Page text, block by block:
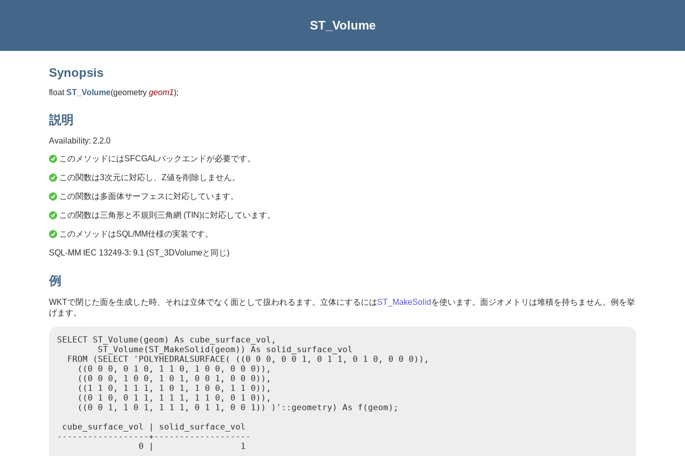
ST_Volume
Synopsis
floatST_Volume(geometry geom1);
説明
Availability: 2.2.0
このメソッドにはSFCGALバックエンドが必要です。
この関数は3次元に対応し、Z値を削除しません。
この関数は多面体サーフェスに対応しています。
この関数は三角形と不規則三角網 (TIN)に対応しています。
このメソッドはSQL/MM仕様の実装です。
SQL-MM IEC 13249-3: 9.1 (ST_3DVolumeと同じ)
例
WKTで閉じた面を生成した時、それは立体でなく面として扱われるます。立体にするにはST_MakeSolid を使います。面ジオメトリは堆積を持ちません。例を挙
げます。
SELECT ST_Volume(geom) As cube_surface_vol,
        ST_Volume(ST_MakeSolid(geom)) As solid_surface_vol
  FROM (SELECT 'POLYHEDRALSURFACE( ((0 0 0, 0 0 1, 0 1 1, 0 1 0, 0 0 0)),
    ((0 0 0, 0 1 0, 1 1 0, 1 0 0, 0 0 0)),
    ((0 0 0, 1 0 0, 1 0 1, 0 0 1, 0 0 0)),
    ((1 1 0, 1 1 1, 1 0 1, 1 0 0, 1 1 0)),
    ((0 1 0, 0 1 1, 1 1 1, 1 1 0, 0 1 0)),
    ((0 0 1, 1 0 1, 1 1 1, 0 1 1, 0 0 1)) )'::geometry) As f(geom);
cube_surface_vol | solid_surface_vol
------------------+-------------------
                0 |                 1